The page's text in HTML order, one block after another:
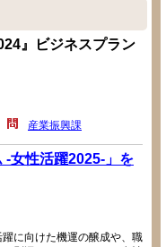
』ビジネスプラン
産業振興課
-女性活躍2025-」を
に向けた機運の醸成や、職